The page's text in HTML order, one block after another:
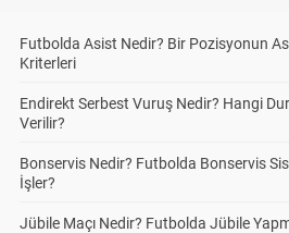
Futbolda Asist Nedir? Bir Pozisyonun
Kriterleri
Endirekt Serbest Vuruş Nedir? Hangi
Verilir?
Bonservis Nedir? Futbolda Bonservis
İşler?
Jübile Maçı Nedir? Futbolda Jübile